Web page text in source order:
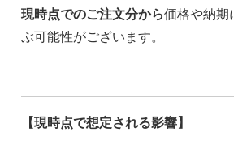
現時点でのご注文分から価格や納期
ぶ可能性がございます。
【現時点で想定される影響】